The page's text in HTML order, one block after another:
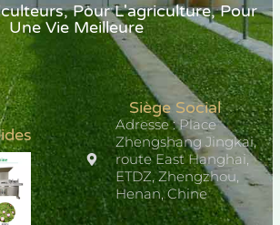
Pour L'agriculture, Pour
Une Vie Meilleure
Siège Social
Adresse : Place
Zhengshang Jingkai,
route East Hanghai,
ETDZ, Zhengzhou,
Henan, Chine